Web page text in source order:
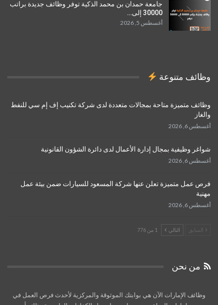
جامعة حمدان بن محمد الذكية توفر وظائف جديدة براتب
30000 إلى…
أغسطس 5, 2026
وظائف متنوعة
وظائف متميزة متاحة بمجالات متعددة لدى شركة تكنيب إف إم سي للنفط
والغاز
أغسطس 6, 2026
شواغر وظيفية بمجال إدارة الأعمال لدى دائرة الشؤون القانونية
أغسطس 6, 2026
فرص عمل متميزة تعلن عنها شركة المسعود للسيارات ضمن بيئة عمل
مهنية
أغسطس 6, 2026
السابق التالي 1 من 776
من نحن
وظائف الإمارات الآن هي بوابتك الموثوقة والمركزية لأحدث فرص العمل في